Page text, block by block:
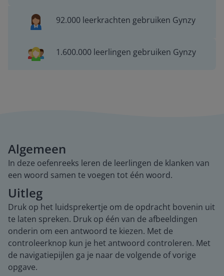
92.000 leerkrachten gebruiken Gynzy
1.600.000 leerlingen gebruiken Gynzy
Algemeen
In deze oefenreeks leren de leerlingen de klanken van
een woord samen te voegen tot één woord.
Uitleg
Druk op het luidsprekertje om de opdracht bovenin uit
te laten spreken. Druk op één van de afbeeldingen
onderin om een antwoord te kiezen. Met de
controleerknop kun je het antwoord controleren. Met
de navigatiepijlen ga je naar de volgende of vorige
opgave.